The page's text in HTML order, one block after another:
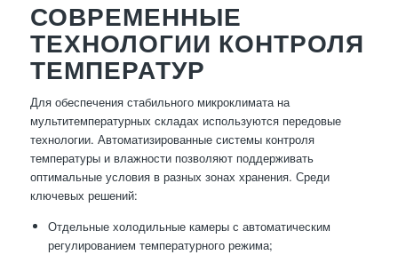
СОВРЕМЕННЫЕ
ТЕХНОЛОГИИ КОНТРОЛЯ
ТЕМПЕРАТУР
Для обеспечения стабильного микроклимата на
мультитемпературных складах используются передовые
технологии. Автоматизированные системы контроля
температуры и влажности позволяют поддерживать
оптимальные условия в разных зонах хранения. Среди
ключевых решений:
Отдельные холодильные камеры с автоматическим
регулированием температурного режима;